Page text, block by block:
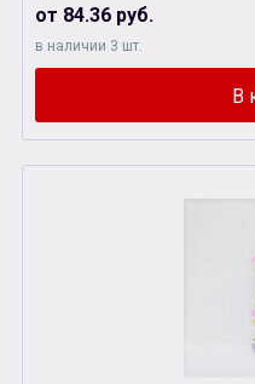
от 84.36 руб.
в наличии 3 шт.